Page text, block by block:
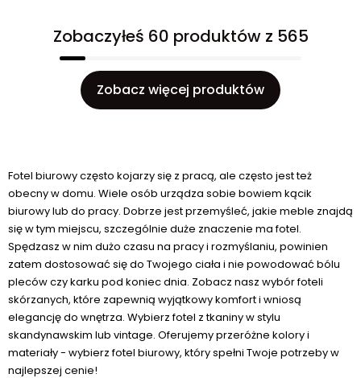
Zobaczyłeś 60 produktów z 565
Zobacz więcej produktów
Fotel biurowy często kojarzy się z pracą, ale często jest też
obecny w domu. Wiele osób urządza sobie bowiem kącik
biurowy lub do pracy. Dobrze jest przemyśleć, jakie meble znajdą
się w tym miejscu, szczególnie duże znaczenie ma fotel.
Spędzasz w nim dużo czasu na pracy i rozmyślaniu, powinien
zatem dostosować się do Twojego ciała i nie powodować bólu
pleców czy karku pod koniec dnia. Zobacz nasz wybór foteli
skórzanych, które zapewnią wyjątkowy komfort i wniosą
elegancję do wnętrza. Wybierz fotel z tkaniny w stylu
skandynawskim lub vintage. Oferujemy przeróżne kolory i
materiały - wybierz fotel biurowy, który spełni Twoje potrzeby w
najlepszej cenie!